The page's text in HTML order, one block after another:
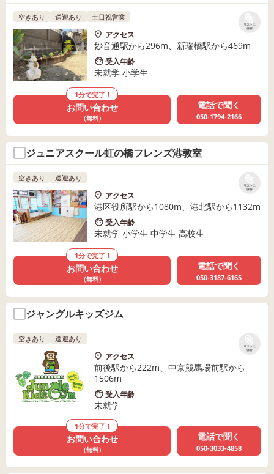
リストに
保存
空きあり 送迎あり 土日祝営業
アクセス
妙音通駅から296m、新瑞橋駅から469m
受入年齢
未就学 小学生
1分で完了！
お問い合わせ
（無料）
電話で聞く
050-1794-2166
ジュニアスクール虹の橋フレンズ港教室
リストに
保存
空きあり 送迎あり
アクセス
港区役所駅から1080m、港北駅から1132m
受入年齢
未就学 小学生 中学生 高校生
1分で完了！
お問い合わせ
（無料）
電話で聞く
050-3187-6165
ジャングルキッズジム
リストに
保存
空きあり 送迎あり
アクセス
前後駅から222m、中京競馬場前駅から
1506m
受入年齢
未就学
1分で完了！
お問い合わせ
（無料）
電話で聞く
050-3033-4858